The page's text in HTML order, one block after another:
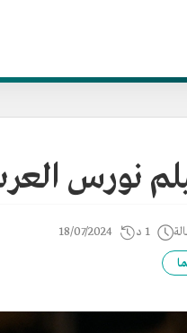
نورس
1 د 18/07/2024